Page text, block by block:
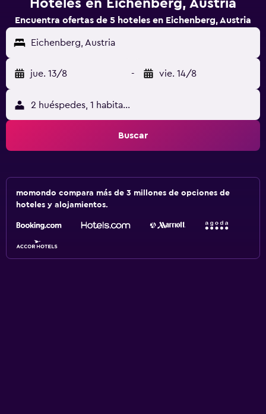
Hoteles en Eichenberg, Austria
Encuentra ofertas de 5 hoteles en Eichenberg, Austria
Eichenberg, Austria
jue. 13/8 - vie. 14/8
2 huéspedes, 1 habitación
Buscar
momondo compara más de 3 millones de opciones de
hoteles y alojamientos.